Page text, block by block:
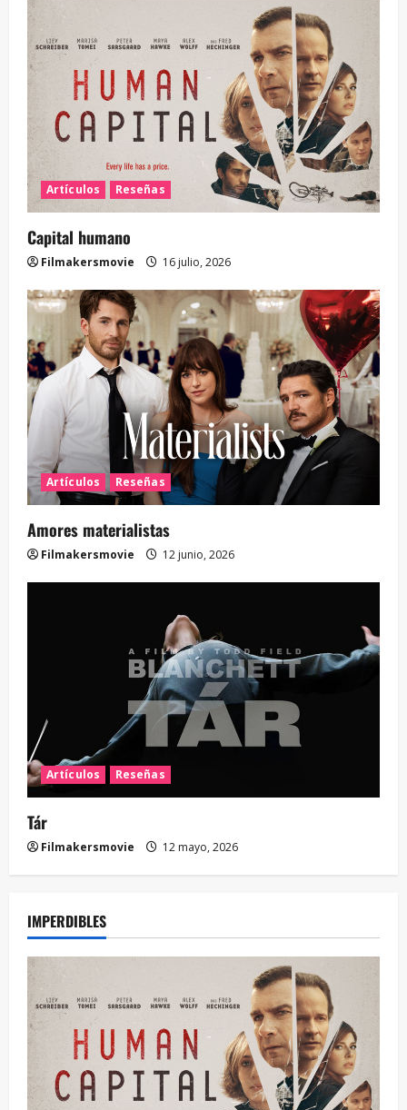
Artículos Reseñas
Capital humano
Filmakersmovie 16 julio, 2026
Artículos Reseñas
Amores materialistas
Filmakersmovie 12 junio, 2026
Artículos Reseñas
Tár
Filmakersmovie 12 mayo, 2026
IMPERDIBLES